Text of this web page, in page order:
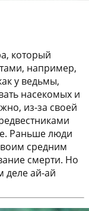
который
например,
у ведьмы,
насекомых и
из-за своей
Раньше люди
средним
смерти. Но
деле ай-ай